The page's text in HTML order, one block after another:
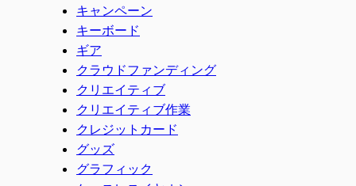
キャンペーン
キーボード
ギア
クラウドファンディング
クリエイティブ
クリエイティブ作業
クレジットカード
グッズ
グラフィック